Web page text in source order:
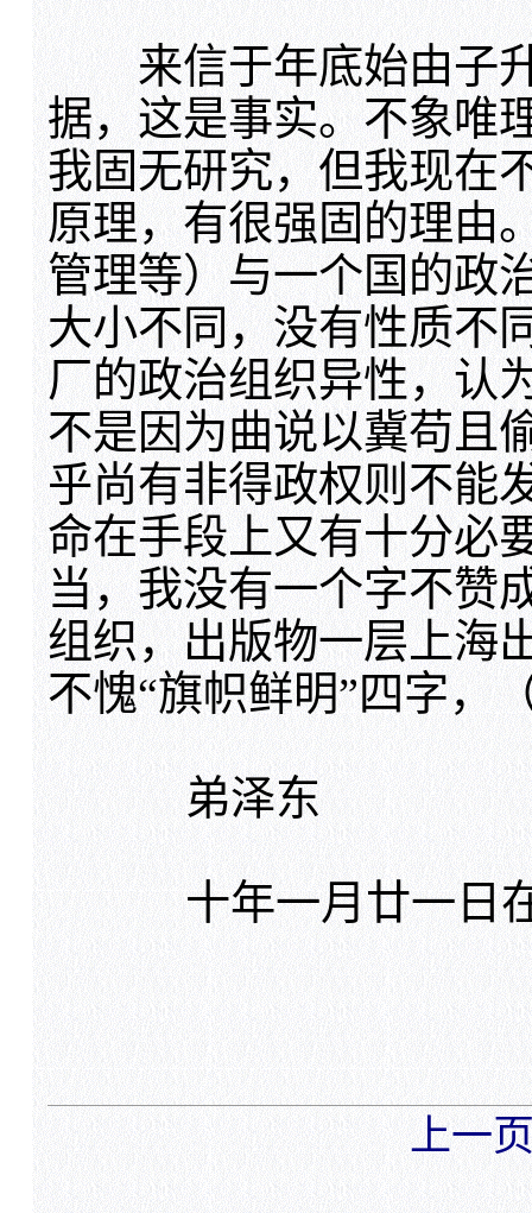
来信于年底始由子升
据，这是事实。不象唯
我固无研究，但我现在
原理，有很强固的理由
管理等）与一个国的政
大小不同，没有性质不
厂的政治组织异性，认
不是因为曲说以冀苟且
乎尚有非得政权则不能
命在手段上又有十分必
当，我没有一个字不赞
组织，出版物一层上海
不愧“旗帜鲜明”四字，
弟泽东
十年一月廿一日
上一